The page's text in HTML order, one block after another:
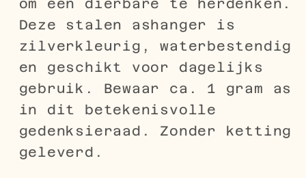
om een dierbare te herdenken.
Deze stalen ashanger is
zilverkleurig, waterbestendig
en geschikt voor dagelijks
gebruik. Bewaar ca. 1 gram as
in dit betekenisvolle
gedenksieraad. Zonder ketting
geleverd.